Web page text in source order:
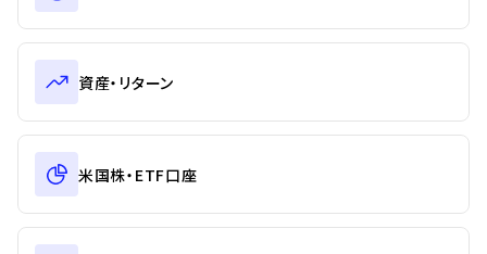
資産・リターン
米国株・ETF口座